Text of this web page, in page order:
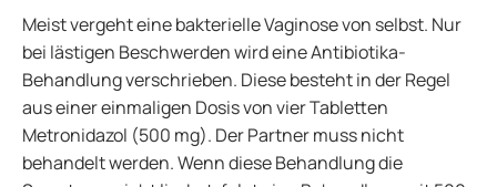
Meist vergeht eine bakterielle Vaginose von selbst. Nur
bei lästigen Beschwerden wird eine Antibiotika-
Behandlung verschrieben. Diese besteht in der Regel
aus einer einmaligen Dosis von vier Tabletten
Metronidazol (500 mg). Der Partner muss nicht
behandelt werden. Wenn diese Behandlung die